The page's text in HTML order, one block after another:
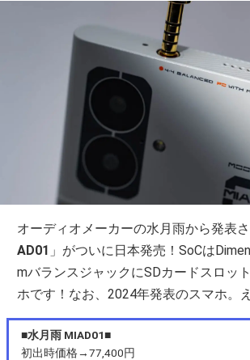
オーディオメーカーの水月雨から発表
AD01 」がついに日本発売！SoCは
mバランスジャックにSDカードスロッ
ホです！なお、2024年発表のスマホ。
■水月雨 MIAD01■
初出時価格→77,400円